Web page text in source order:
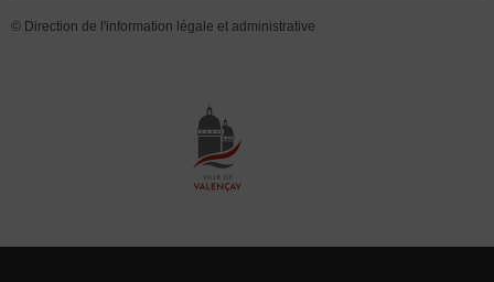
© Direction de l'information légale et administrative